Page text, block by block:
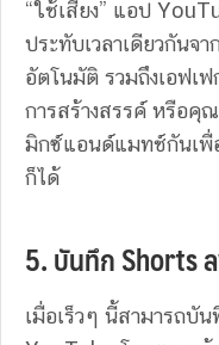
“ใช้เสียง” แอป
ประทับเวลาเดียวกันจ
อัตโนมัติ รวมถึงเอฟเ
การสร้างสรรค์ หรือคุ
มิกซ์แอนด์แมทช์กันเพื่
ก็ได้
5. บันทึก Shorts
เมื่อเร็วๆ นี้สามารถบั